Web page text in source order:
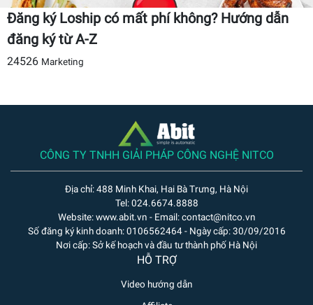
Đăng ký Loship có mất phí không? Hướng dẫn
đăng ký từ A-Z
24526 Marketing
CÔNG TY TNHH GIẢI PHÁP CÔNG NGHỆ NITCO
Địa chỉ: 488 Minh Khai, Hai Bà Trưng, Hà Nội
Tel: 024.6674.8888
Website: www.abit.vn - Email: contact@nitco.vn
Số đăng ký kinh doanh: 0106562464 - Ngày cấp: 30/09/2016
Nơi cấp: Sở kế hoạch và đầu tư thành phố Hà Nội
HỖ TRỢ
Video hướng dẫn